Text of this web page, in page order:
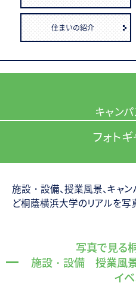
住まいの紹介
キャン
フォト
施設・設備、授業風景、キャ
ど桐蔭横浜大学のリアルを写
写真で見る
施設・設備 授業風
イ